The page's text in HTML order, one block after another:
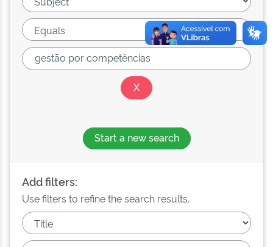
Start a new search
Add filters:
Use filters to refine the search results.